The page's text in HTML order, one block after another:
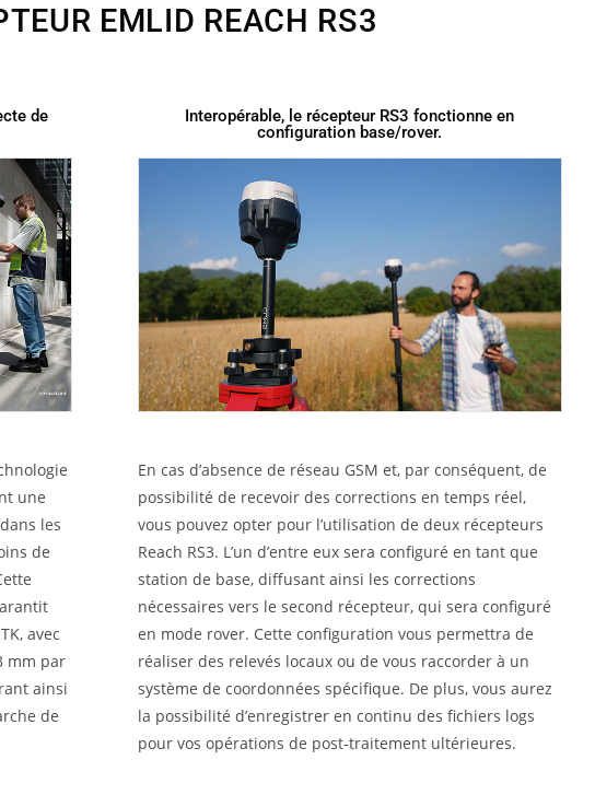
EMLID REACH RS3
de
une
les
de
avec
mm par
ainsi
de
Interopérable, le récepteur RS3 fonctionne en
configuration base/rover.
En cas d’absence de réseau GSM et, par conséquent, de
possibilité de recevoir des corrections en temps réel,
vous pouvez opter pour l’utilisation de deux récepteurs
Reach RS3. L’un d’entre eux sera configuré en tant que
station de base, diffusant ainsi les corrections
nécessaires vers le second récepteur, qui sera configuré
en mode rover. Cette configuration vous permettra de
réaliser des relevés locaux ou de vous raccorder à un
système de coordonnées spécifique. De plus, vous aurez
la possibilité d’enregistrer en continu des fichiers logs
pour vos opérations de post-traitement ultérieures.